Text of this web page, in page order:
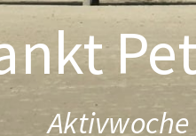
Aktivwoche